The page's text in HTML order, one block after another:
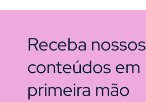
Receba nossos
conteúdos em
primeira mão